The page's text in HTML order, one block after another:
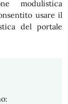
modulistica
usare il
del portale